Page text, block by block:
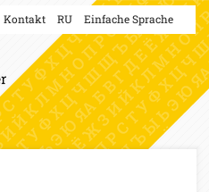
Kontakt RU Einfache Sprache